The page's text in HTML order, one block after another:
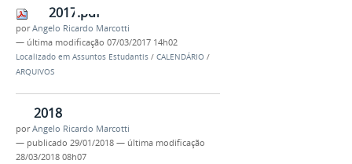
2017.pdf
porAngelo Ricardo Marcotti
— última modificação 07/03/2017 14h02
Localizado em Assuntos Estudantis / CALENDÁRIO /
ARQUIVOS
2018
porAngelo Ricardo Marcotti
— publicado 29/01/2018 — última modificação
28/03/2018 08h07